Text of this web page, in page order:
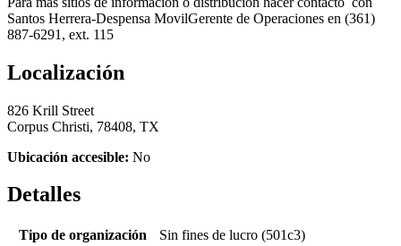
Santos Herrera-Despensa MovilGerente de Operaciones en (361)
887-6291, ext. 115
Localización
826 Krill Street
Corpus Christi, 78408, TX
Ubicación accesible: No
Detalles
Tipo de organización
Sin fines de lucro (501c3)